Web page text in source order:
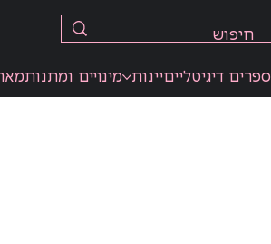
ספרים דיגיטלייםיינות מינויים ומתנות